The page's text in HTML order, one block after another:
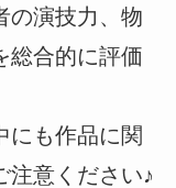
の演技力、物
総合的に評価
にも作品に関
注意ください♪